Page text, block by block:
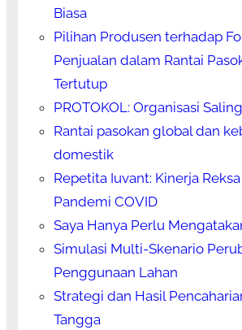
Biasa
Pilihan Produsen terhadap
Penjualan dalam Rantai
Tertutup
PROTOKOL: Organisasi
Rantai pasokan global dan
domestik
Repetita Iuvant: Kinerja
Pandemi COVID
Saya Hanya Perlu
Simulasi Multi-Skenario
Penggunaan Lahan
Strategi dan Hasil
Tangga